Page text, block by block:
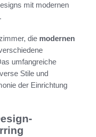
mit modernen
die modernen
umfangreiche
Stile und
der Einrichtung